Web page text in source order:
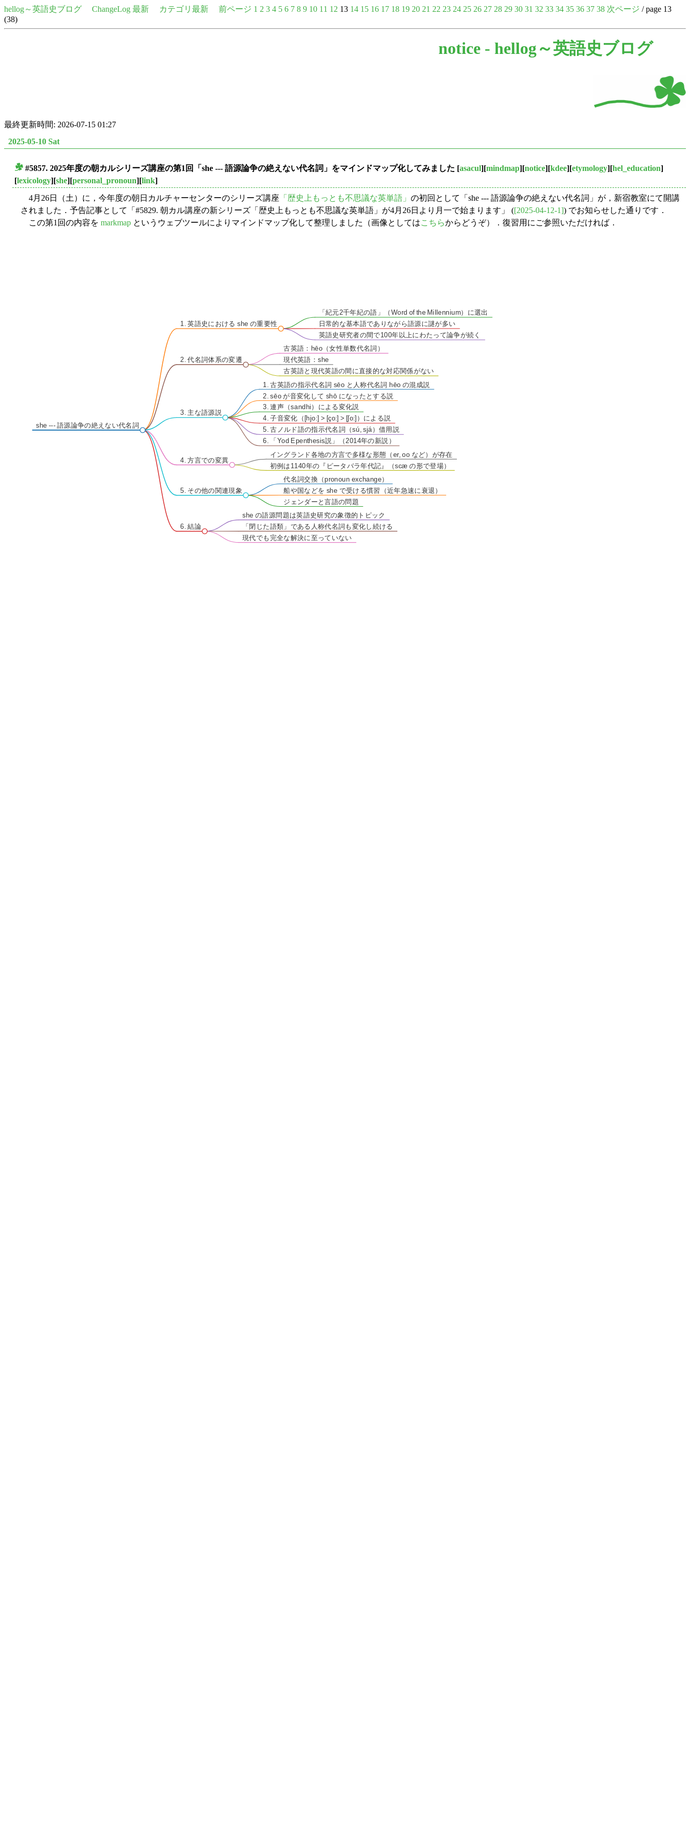
hellog～英語史ブログ ChangeLog 最新 カテゴリ最新 前ページ 1 2 3 4 5 6 7 8 9 10 11 12 13 14 15 16 17 18 19 20 21 22 23 24 25 26 27 28 29 30 31 32 33 34 35 36 37 38 次ページ / page 13
(38)
notice - hellog～英語史ブログ
最終更新時間: 2026-07-15 01:27
2025-05-10 Sat
#5857. 2025年度の朝カルシリーズ講座の第1回「she --- 語源論争の絶えない代名詞」をマインドマップ化してみました [asacul][mindmap][notice][kdee][etymology][hel_education]
[lexicology][she][personal_pronoun][link]
4月26日（土）に，今年度の朝日カルチャーセンターのシリーズ講座 「歴史上もっとも不思議な英単語」 の初回として「she --- 語源論争の絶えない代名詞」が，新宿教室にて開講
されました．予告記事として「#5829. 朝カル講座の新シリーズ「歴史上もっとも不思議な英単語」が4月26日より月一で始まります」 ([2025-04-12-1]) でお知らせした通りです．
この第1回の内容を markmap というウェブツールによりマインドマップ化して整理しました（画像としてはこちらからどうぞ）．復習用にご参照いただければ．
「紀元2千年紀の語」（Word of the Millennium）に選出
日常的な基本語でありながら語源に謎が多い
英語史研究者の間で100年以上にわたって論争が続く
1. 英語史における she の重要性
古英語：hēo（女性単数代名詞）
現代英語：she
古英語と現代英語の間に直接的な対応関係がない
2. 代名詞体系の変遷
1. 古英語の指示代名詞 sēo と人称代名詞 hēo の混成説
2. sēo が音変化して shō になったとする説
3. 連声（sandhi）による変化説
4. 子音変化（[hjo:] > [ço:] > [ʃo:]）による説
5. 古ノルド語の指示代名詞（sú, sjá）借用説
6. 「Yod Epenthesis説」（2014年の新説）
3. 主な語源説
イングランド各地の方言で多様な形態（er, oo など）が存在
初例は1140年の『ピータバラ年代記』（scæ の形で登場）
4. 方言での変異
代名詞交換（pronoun exchange）
船や国などを she で受ける慣習（近年急速に衰退）
ジェンダーと言語の問題
5. その他の関連現象
she の語源問題は英語史研究の象徴的トピック
「閉じた語類」である人称代名詞も変化し続ける
現代でも完全な解決に至っていない
6. 結論
she --- 語源論争の絶えない代名詞